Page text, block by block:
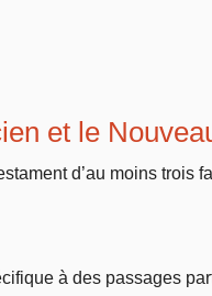
et le
d’au moins trois
à des passages